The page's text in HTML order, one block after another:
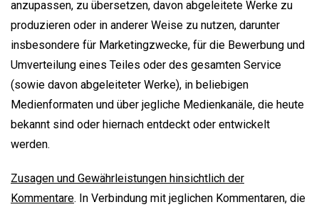
anzupassen, zu übersetzen, davon abgeleitete Werke zu
produzieren oder in anderer Weise zu nutzen, darunter
insbesondere für Marketingzwecke, für die Bewerbung und
Umverteilung eines Teiles oder des gesamten Service
(sowie davon abgeleiteter Werke), in beliebigen
Medienformaten und über jegliche Medienkanäle, die heute
bekannt sind oder hiernach entdeckt oder entwickelt
werden.
Zusagen und Gewährleistungen hinsichtlich der
Kommentare. In Verbindung mit jeglichen Kommentaren, die